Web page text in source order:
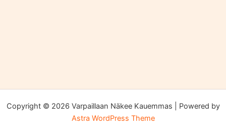
Copyright © 2026 Varpaillaan Näkee Kauemmas | Powered by
Astra WordPress Theme